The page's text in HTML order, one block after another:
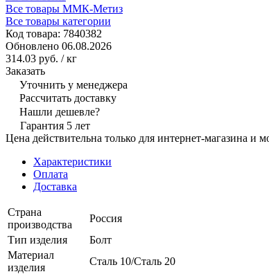
Все товары ММК-Метиз
Все товары категории
Код товара: 7840382
Обновлено 06.08.2026
314.03 руб. / кг
Заказать
Уточнить у менеджера
Рассчитать доставку
Нашли дешевле?
Гарантия 5 лет
Цена действительна только для интернет-магазина и
Характеристики
Оплата
Доставка
Страна
производства
Россия
Тип изделия
Болт
Материал
изделия
Сталь 10/Сталь 20